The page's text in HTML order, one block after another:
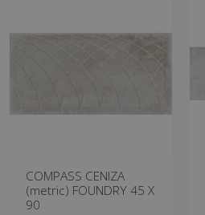
COMPASS CENIZA
(metric) FOUNDRY 45 X
90